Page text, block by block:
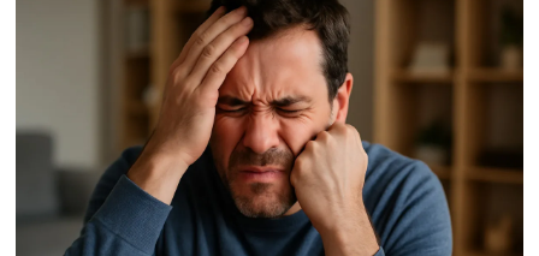
Resmi İlan
Rüya Tabirleri
Şaphane